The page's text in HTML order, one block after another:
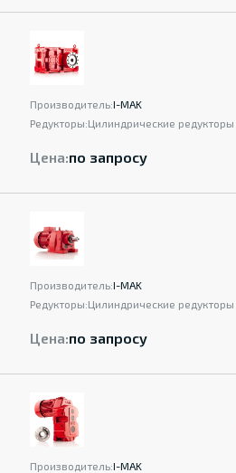
Производитель:I-MAK
Редукторы:Цилиндрические редукторы
Цена:по запросу
Производитель:I-MAK
Редукторы:Цилиндрические редукторы
Цена:по запросу
Производитель:I-MAK